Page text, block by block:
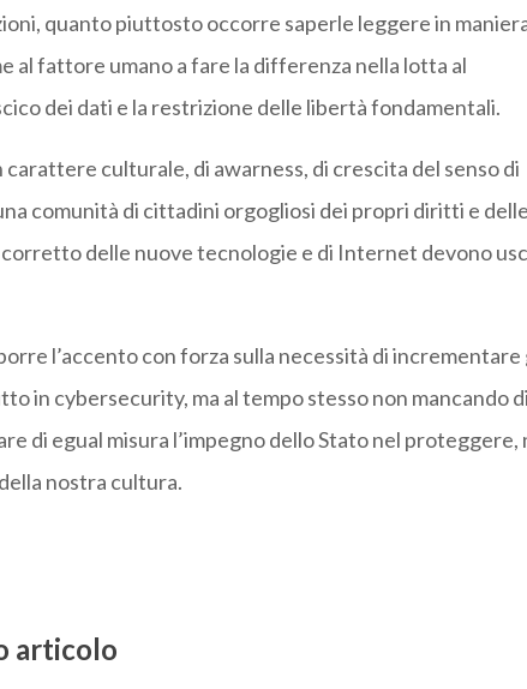
quanto piuttosto occorre saperle leggere in
al fattore umano a fare la differenza nella lotta al
dei dati e la restrizione delle libertà fondamentali.
culturale, di awarness, di crescita del senso di
comunità di cittadini orgogliosi dei propri diritti e delle
delle nuove tecnologie e di Internet devono
l’accento con forza sulla necessità di incrementare
in cybersecurity, ma al tempo stesso non mancando di
di egual misura l’impegno dello Stato nel proteggere,
nostra cultura.
articolo